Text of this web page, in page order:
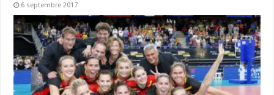
6 septembre 2017